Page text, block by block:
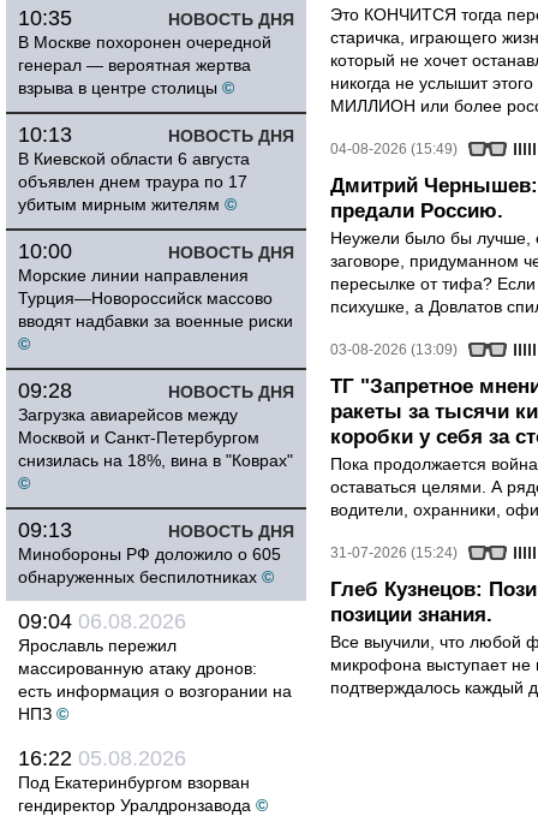
НОВОСТЬ ДНЯ
10:35
В Москве похоронен очередной
генерал — вероятная жертва
взрыва в центре столицы ©
НОВОСТЬ ДНЯ
10:13
В Киевской области 6 августа
объявлен днем траура по 17
убитым мирным жителям ©
НОВОСТЬ ДНЯ
10:00
Морские линии направления
Турция—Новороссийск массово
вводят надбавки за военные риски
©
НОВОСТЬ ДНЯ
09:28
Загрузка авиарейсов между
Москвой и Санкт-Петербургом
снизилась на 18%, вина в "Коврах"
©
НОВОСТЬ ДНЯ
09:13
Минобороны РФ доложило о 605
обнаруженных беспилотниках ©
09:04 06.08.2026
Ярославль пережил
массированную атаку дронов:
есть информация о возгорании на
НПЗ ©
16:22 05.08.2026
Под Екатеринбургом взорван
гендиректор Уралдронзавода ©
Это КОНЧИТСЯ тогда
старичка, играющего
который не хочет
никогда не услышит
МИЛЛИОН или более
04-08-2026 (15:49)
Дмитрий Чернышев:
предали Россию.
Неужели было бы лучше,
заговоре, придуманном
пересылке от тифа?
психушке, а Довлатов
03-08-2026 (13:09)
ТГ "Запретное
ракеты за тысячи
коробки у себя за
Пока продолжается
оставаться целями. А
водители, охранники,
31-07-2026 (15:24)
Глеб Кузнецов:
позиции знания.
Все выучили, что любой
микрофона выступает не
подтверждалось каждый